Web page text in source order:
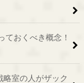
ておくべき概念！
略室の人がザック